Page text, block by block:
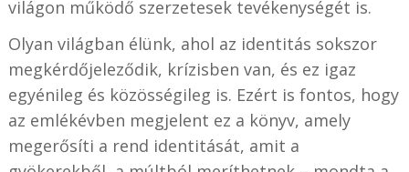
világon működő szerzetesek tevékenységét is.
Olyan világban élünk, ahol az identitás sokszor
megkérdőjeleződik, krízisben van, és ez igaz
egyénileg és közösségileg is. Ezért is fontos, hogy
az emlékévben megjelent ez a könyv, amely
megerősíti a rend identitását, amit a